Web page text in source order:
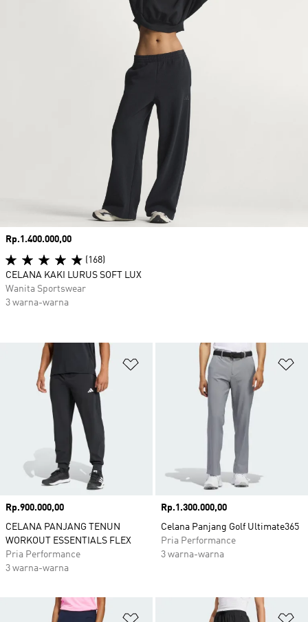
Tambahkan ke Wishlist
Harga
Rp.900.000,00
CELANA PANJANG TENUN
WORKOUT ESSENTIALS FLEX
Pria Performance
3 warna-warna
Harga
Rp.1.300.000,00
Celana Panjang Golf Ultimate365
Pria Performance
3 warna-warna
Tambahkan ke Wishlist
Harga
Rp.1.400.000,00
(168)
CELANA KAKI LURUS SOFT LUX
Wanita Sportswear
3 warna-warna